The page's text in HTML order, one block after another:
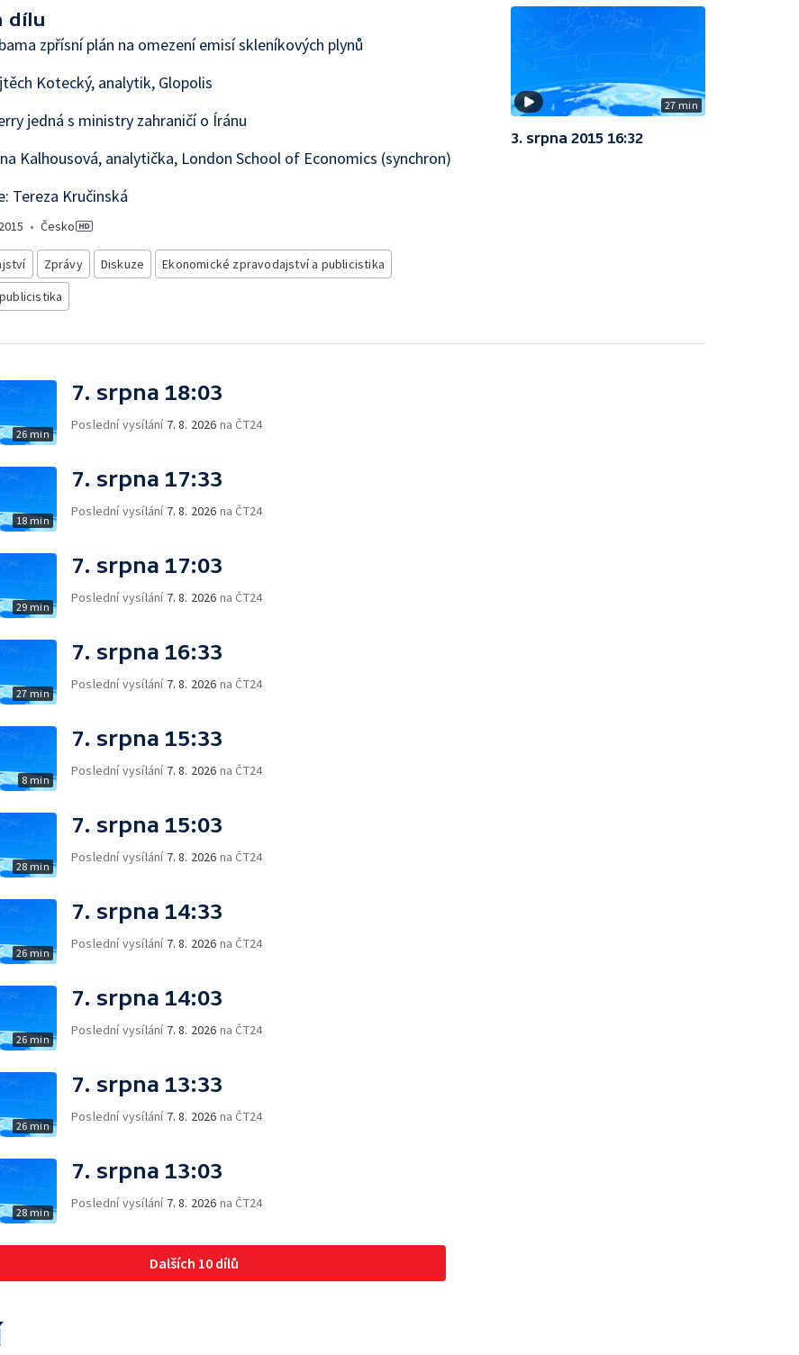
dílu
zpřísní plán na omezení emisí skleníkových plynů
Kotecký, analytik, Glopolis
jedná s ministry zahraničí o Íránu
Kalhousová, analytička, London School of Economics (synchron)
Tereza Kručinská
2015 • Česko
Zprávy Diskuze
Ekonomické zpravodajství a publicistika
27 min
3. srpna 2015 16:32
26 min
7. srpna 18:03
Poslední vysílání 7. 8. 2026 na ČT24
18 min
7. srpna 17:33
Poslední vysílání 7. 8. 2026 na ČT24
29 min
7. srpna 17:03
Poslední vysílání 7. 8. 2026 na ČT24
27 min
7. srpna 16:33
Poslední vysílání 7. 8. 2026 na ČT24
8 min
7. srpna 15:33
Poslední vysílání 7. 8. 2026 na ČT24
28 min
7. srpna 15:03
Poslední vysílání 7. 8. 2026 na ČT24
26 min
7. srpna 14:33
Poslední vysílání 7. 8. 2026 na ČT24
26 min
7. srpna 14:03
Poslední vysílání 7. 8. 2026 na ČT24
26 min
7. srpna 13:33
Poslední vysílání 7. 8. 2026 na ČT24
28 min
7. srpna 13:03
Poslední vysílání 7. 8. 2026 na ČT24
Dalších 10 dílů